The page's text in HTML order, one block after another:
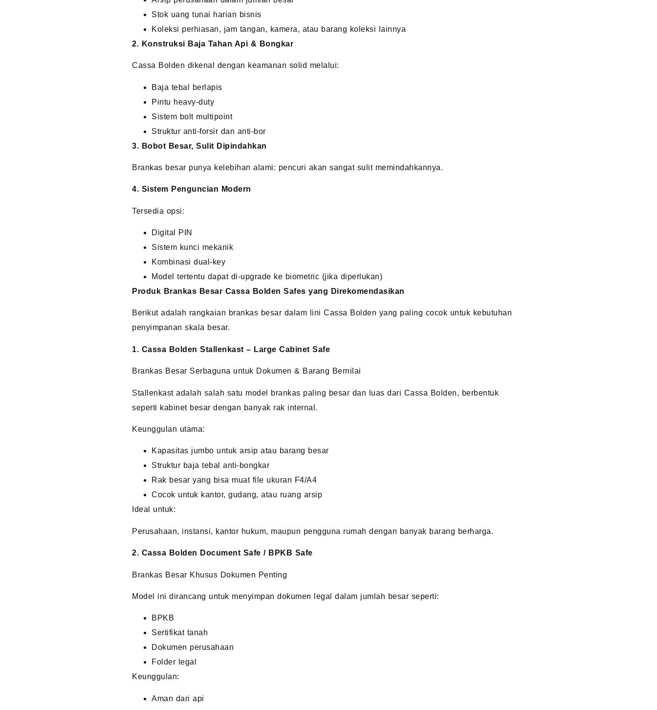
Stok uang tunai harian bisnis
Koleksi perhiasan, jam tangan, kamera, atau barang koleksi lainnya
2. Konstruksi Baja Tahan Api & Bongkar
Cassa Bolden dikenal dengan keamanan solid melalui:
Baja tebal berlapis
Pintu heavy-duty
Sistem bolt multipoint
Struktur anti-forsir dan anti-bor
3. Bobot Besar, Sulit Dipindahkan
Brankas besar punya kelebihan alami: pencuri akan sangat sulit memindahkannya.
4. Sistem Penguncian Modern
Tersedia opsi:
Digital PIN
Sistem kunci mekanik
Kombinasi dual-key
Model tertentu dapat di-upgrade ke biometric (jika diperlukan)
Produk Brankas Besar Cassa Bolden Safes yang Direkomendasikan
Berikut adalah rangkaian brankas besar dalam lini Cassa Bolden yang paling cocok untuk kebutuhan
penyimpanan skala besar.
1. Cassa Bolden Stallenkast – Large Cabinet Safe
Brankas Besar Serbaguna untuk Dokumen & Barang Bernilai
Stallenkast adalah salah satu model brankas paling besar dan luas dari Cassa Bolden, berbentuk
seperti kabinet besar dengan banyak rak internal.
Keunggulan utama:
Kapasitas jumbo untuk arsip atau barang besar
Struktur baja tebal anti-bongkar
Rak besar yang bisa muat file ukuran F4/A4
Cocok untuk kantor, gudang, atau ruang arsip
Ideal untuk:
Perusahaan, instansi, kantor hukum, maupun pengguna rumah dengan banyak barang berharga.
2. Cassa Bolden Document Safe / BPKB Safe
Brankas Besar Khusus Dokumen Penting
Model ini dirancang untuk menyimpan dokumen legal dalam jumlah besar seperti:
BPKB
Sertifikat tanah
Dokumen perusahaan
Folder legal
Keunggulan:
Aman dari api